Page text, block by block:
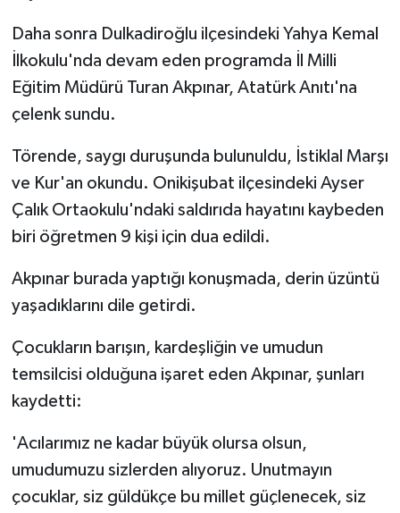
Daha sonra Dulkadiroğlu ilçesindeki Yahya Kemal
İlkokulu'nda devam eden programda İl Milli
Eğitim Müdürü Turan Akpınar, Atatürk Anıtı'na
çelenk sundu.
Törende, saygı duruşunda bulunuldu, İstiklal Marşı
ve Kur'an okundu. Onikişubat ilçesindeki Ayser
Çalık Ortaokulu'ndaki saldırıda hayatını kaybeden
biri öğretmen 9 kişi için dua edildi.
Akpınar burada yaptığı konuşmada, derin üzüntü
yaşadıklarını dile getirdi.
Çocukların barışın, kardeşliğin ve umudun
temsilcisi olduğuna işaret eden Akpınar, şunları
kaydetti:
'Acılarımız ne kadar büyük olursa olsun,
umudumuzu sizlerden alıyoruz. Unutmayın
çocuklar, siz güldükçe bu millet güçlenecek, siz